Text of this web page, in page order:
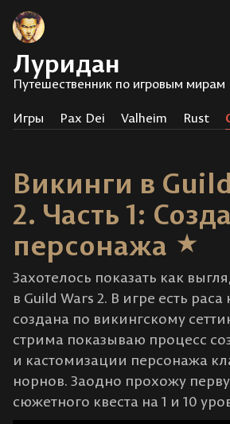
Луридан
Путешественник по игровым мирам
Игры Pax Dei Valheim Rust
Викинги в
2. Часть 1:
персонажа
Захотелось показать как
в Guild Wars 2. В игре есть
создана по викингскому
стрима показываю процесс
и кастомизации персонажа
норнов. Заодно прохожу
сюжетного квеста на 1 и 10